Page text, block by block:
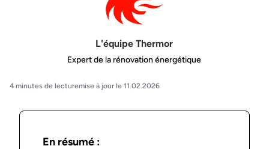
L'équipe Thermor
Expert de la rénovation énergétique
4 minutes de lecturemise à jour le 11.02.2026
En résumé :